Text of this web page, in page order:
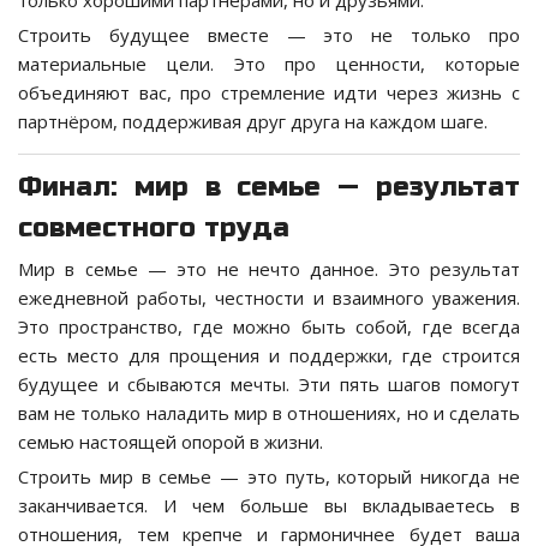
Строить будущее вместе — это не только про
материальные цели. Это про ценности, которые
объединяют вас, про стремление идти через жизнь с
партнёром, поддерживая друг друга на каждом шаге.
Финал: мир в семье — результат
совместного труда
Мир в семье — это не нечто данное. Это результат
ежедневной работы, честности и взаимного уважения.
Это пространство, где можно быть собой, где всегда
есть место для прощения и поддержки, где строится
будущее и сбываются мечты. Эти пять шагов помогут
вам не только наладить мир в отношениях, но и сделать
семью настоящей опорой в жизни.
Строить мир в семье — это путь, который никогда не
заканчивается. И чем больше вы вкладываетесь в
отношения, тем крепче и гармоничнее будет ваша